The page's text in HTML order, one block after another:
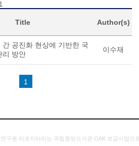
Title Author(s)
간 공진화 현상에 기반한 국
리 방안
이수재
1
연구원 리포지터리는 국립중앙도서관 OAK 보급사업